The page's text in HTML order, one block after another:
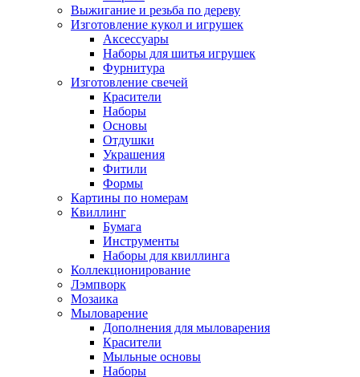
Выжигание и резьба по дереву
Изготовление кукол и игрушек
Аксессуары
Наборы для шитья игрушек
Фурнитура
Изготовление свечей
Красители
Наборы
Основы
Отдушки
Украшения
Фитили
Формы
Картины по номерам
Квиллинг
Бумага
Инструменты
Наборы для квиллинга
Коллекционирование
Лэмпворк
Мозаика
Мыловарение
Дополнения для мыловарения
Красители
Мыльные основы
Наборы